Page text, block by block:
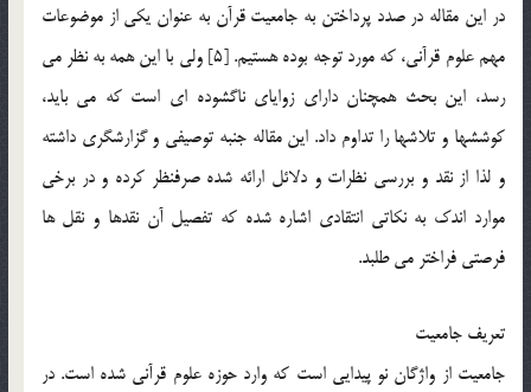
در این مقاله در صدد پرداختن به جامعیت قرآن به عنوان یکی از موضوعات
مهم علوم قرآنی، که مورد توجه بوده هستیم. [5] ولی با این همه به نظر می
رسد، این بحث همچنان دارای زوایای ناگشوده ای است که می باید،
کوششها و تلاشها را تداوم داد. این مقاله جنبه توصیفی و گزارشگری داشته
و لذا از نقد و بررسی نظرات و دلائل ارائه شده صرفنظر کرده و در برخی
موارد اندک به نکاتی انتقادی اشاره شده که تفصیل آن نقدها و نقل ها
فرصتی فراختر می طلبد.
تعریف جامعیت
جامعیت از واژگان نو پیدایی است که وارد حوزه علوم قرآنی شده است. در